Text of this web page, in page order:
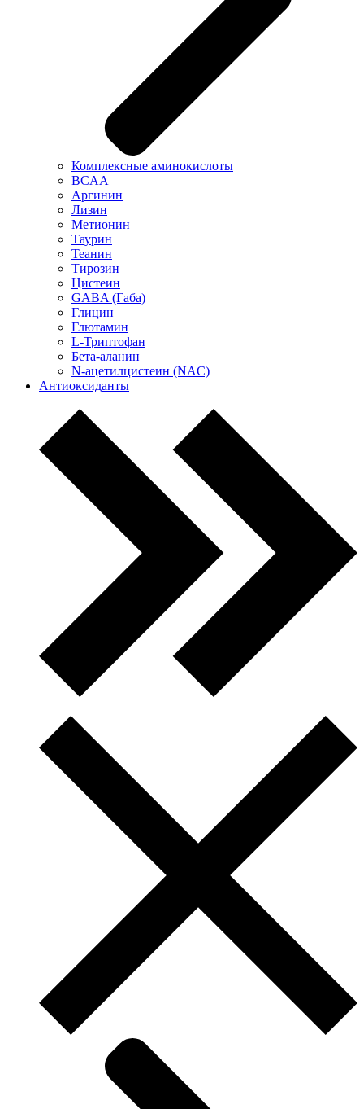
Комплексные аминокислоты
BCAA
Аргинин
Лизин
Метионин
Таурин
Теанин
Тирозин
Цистеин
GABA (Габа)
Глицин
Глютамин
L-Триптофан
Бета-аланин
N-ацетилцистеин (NAC)
Антиоксиданты